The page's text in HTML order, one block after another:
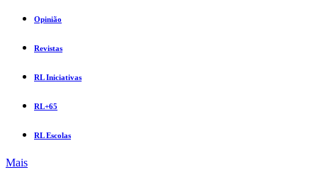
Opinião
Revistas
RL Iniciativas
RL+65
RL Escolas
Mais